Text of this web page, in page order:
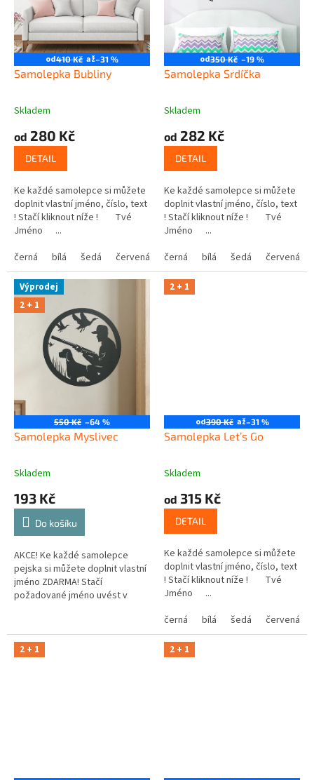
od410 Kč až–31 %
Samolepka Bubliny
Skladem
od 280 Kč
DETAIL
Ke každé samolepce si můžete
doplnit vlastní jméno, číslo, text
! Stačí kliknout níže ! Tvé
Jméno ...
černá
bílá šedá červená modrá žlutá zelená růžová
od350 Kč –19 %
Samolepka Srdíčka
Skladem
od 282 Kč
DETAIL
Ke každé samolepce si můžete
doplnit vlastní jméno, číslo, text
! Stačí kliknout níže ! Tvé
Jméno ...
černá
bílá šedá červená
Výprodej
2 + 1
550 Kč –64 %
Samolepka Myslivec
Skladem
193 Kč
Do košíku
AKCE! Ke každé samolepce
pejska si můžete doplnit vlastní
jméno ZDARMA! Stačí
požadované jméno uvést v
2 + 1
od390 Kč až–31 %
Samolepka Let’s Go
Skladem
od 315 Kč
DETAIL
Ke každé samolepce si můžete
doplnit vlastní jméno, číslo, text
! Stačí kliknout níže ! Tvé
Jméno ...
černá
bílá šedá červená
2 + 1 2 + 1